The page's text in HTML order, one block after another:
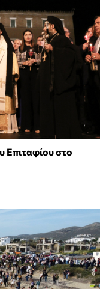
Επιταφίου στο